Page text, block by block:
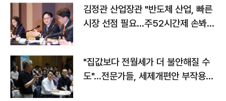
김정관 산업장관 "반도체 산업, 빠른
시장 선점 필요…주52시간제 손봐
"집값보다 전월세가 더 불안해질 수
도"…전문가들, 세제개편안 부작용